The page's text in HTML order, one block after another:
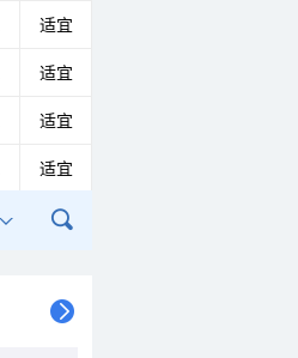
适宜
适宜
适宜
适宜